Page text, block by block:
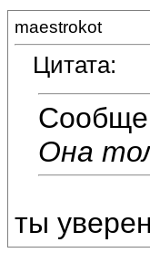
maestrokot
Цитата:
Она
ты